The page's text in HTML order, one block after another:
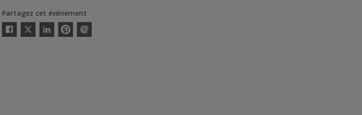
Partagez cet événement
Facebook
Twitter
LinkedinPinterestEnvoyer